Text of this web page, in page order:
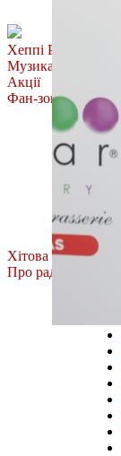
Хеппі Ранок
Музика
Акції
Фан-зона
Хітова Дюжина
Про радіо